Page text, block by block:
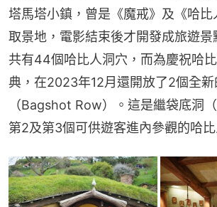
塔馬塔小鎮，曾是《魔戒》及《哈比
取景地，電影結束後才開發成旅遊
共有44個哈比人洞穴，而為慶祝哈
典，在2023年12月還開放了2個全
（Bagshot Row）。這是繼袋底洞
第2及第3個可供遊客進內參觀的哈比